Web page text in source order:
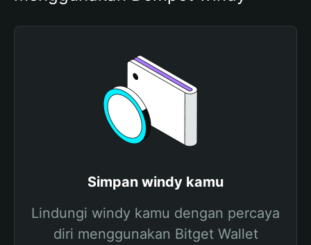
Simpan windy kamu
Lindungi windy kamu dengan percaya
diri menggunakan Bitget Wallet